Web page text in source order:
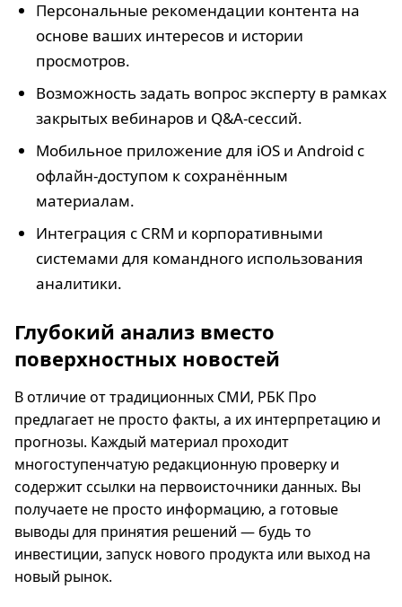
Персональные рекомендации контента на
основе ваших интересов и истории
просмотров.
Возможность задать вопрос эксперту в рамках
закрытых вебинаров и Q&A-сессий.
Мобильное приложение для iOS и Android с
офлайн-доступом к сохранённым
материалам.
Интеграция с CRM и корпоративными
системами для командного использования
аналитики.
Глубокий анализ вместо
поверхностных новостей
В отличие от традиционных СМИ, РБК Про
предлагает не просто факты, а их интерпретацию и
прогнозы. Каждый материал проходит
многоступенчатую редакционную проверку и
содержит ссылки на первоисточники данных. Вы
получаете не просто информацию, а готовые
выводы для принятия решений — будь то
инвестиции, запуск нового продукта или выход на
новый рынок.